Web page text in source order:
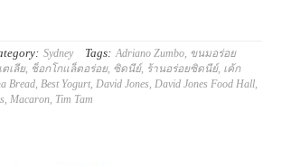
Sydney Tags: Adriano Zumbo, ขนมอร่อย
เลีย, ช็อกโกแล็ตอร่อย, ซิดนีย์, ร้านอร่อยซิดนีย์, เค้ก
Bread Best Yogurt, David Jones David Jones Food Hall
Macaron Tim Tam